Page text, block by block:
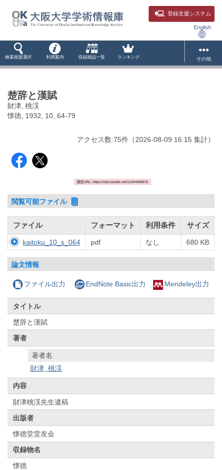
登録支援システム
English
検索画面選択 利用案内 収録雑誌一覧 ランキング その他
楚辞と漢賦
財津, 桃渓
懐徳, 1932, 10, 64-79
アクセス数:75件 （2026-08-09 16:15 集計）
固定URL: https://hdl.handle.net/11094/88876
閲覧可能ファイル
ファイル フォーマット 利用条件 サイズ
kaitoku_10_s_064 pdf なし 680 KB
論文情報
ファイル出力 EndNote Basic出力 Mendeley出力
タイトル
楚辞と漢賦
著者
著者名
財津, 桃渓
内容
財津桃渓先生遺稿
出版者
懐徳堂堂友会
収録物名
懐徳